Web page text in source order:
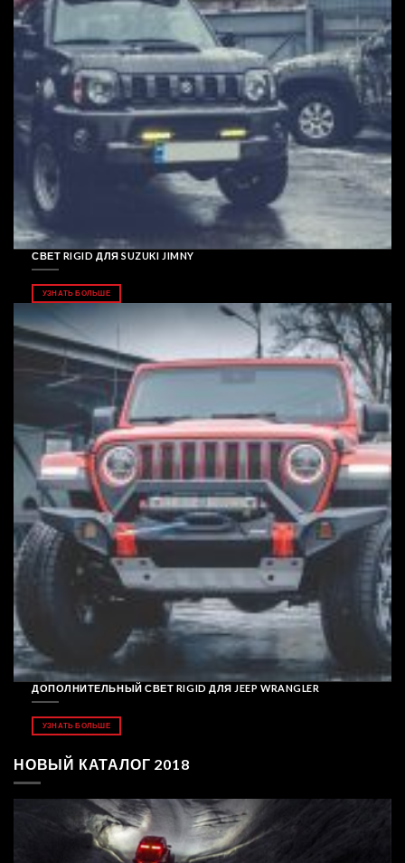
СВЕТ RIGID ДЛЯ SUZUKI JIMNY
УЗНАТЬ БОЛЬШЕ
ДОПОЛНИТЕЛЬНЫЙ СВЕТ RIGID ДЛЯ JEEP WRANGLER
УЗНАТЬ БОЛЬШЕ
НОВЫЙ КАТАЛОГ 2018